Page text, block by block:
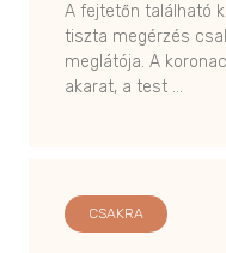
A fejtetőn található
tiszta megérzés
meglátója. A
akarat, a test …
CSAKRA